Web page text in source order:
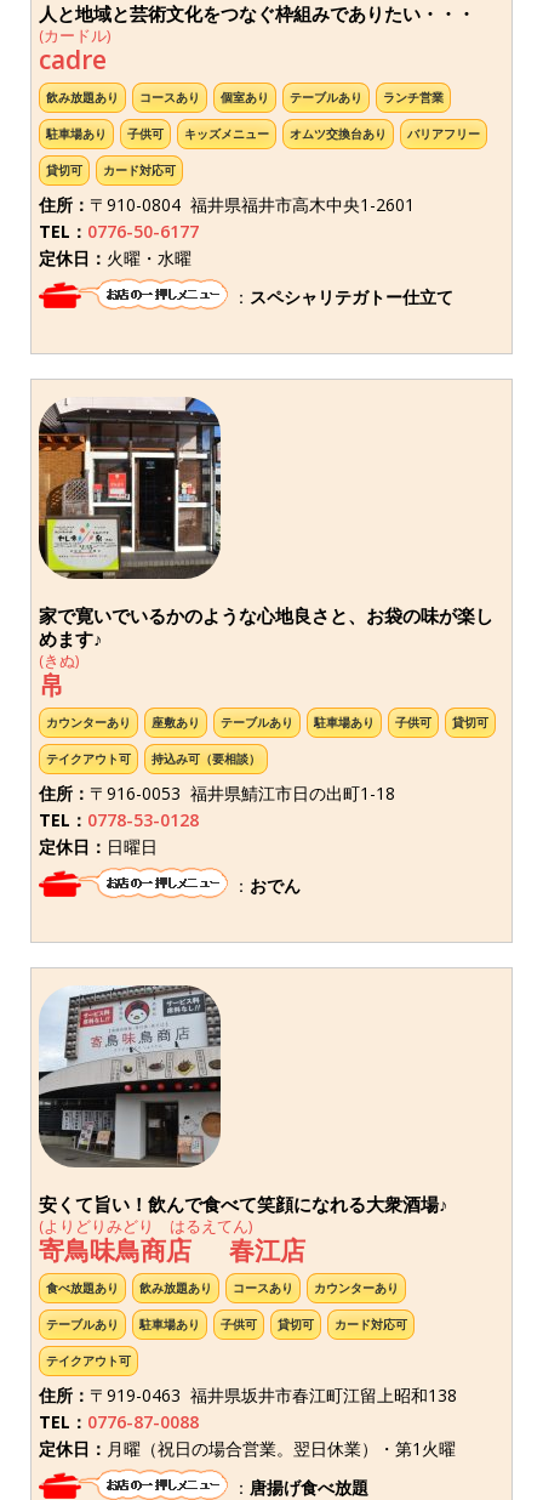
人と地域と芸術文化をつなぐ枠組みでありたい・・・
(カードル)
cadre
飲み放題あり コースあり 個室あり テーブルあり ランチ営業
駐車場あり 子供可 キッズメニュー オムツ交換台あり バリアフリー
貸切可 カード対応可
住所： 〒910-0804 福井県福井市高木中央1-2601
TEL： 0776-50-6177
定休日： 火曜・水曜
： スペシャリテガトー仕立て
家で寛いでいるかのような心地良さと、お袋の味が楽し
めます♪
(きぬ)
帛
カウンターあり 座敷あり テーブルあり 駐車場あり 子供可 貸切可
テイクアウト可 持込み可（要相談）
住所： 〒916-0053 福井県鯖江市日の出町1-18
TEL： 0778-53-0128
定休日： 日曜日
： おでん
安くて旨い！飲んで食べて笑顔になれる大衆酒場♪
(よりどりみどり はるえてん)
寄鳥味鳥商店 春江店
食べ放題あり 飲み放題あり コースあり カウンターあり
テーブルあり 駐車場あり 子供可 貸切可 カード対応可
テイクアウト可
住所： 〒919-0463 福井県坂井市春江町江留上昭和138
TEL： 0776-87-0088
定休日： 月曜（祝日の場合営業。翌日休業）・第1火曜
： 唐揚げ食べ放題